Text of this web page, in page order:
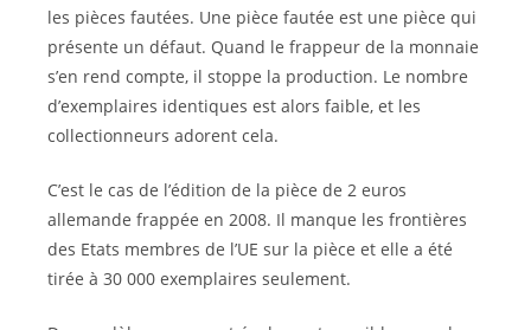
les pièces fautées. Une pièce fautée est une pièce qui
présente un défaut. Quand le frappeur de la monnaie
s’en rend compte, il stoppe la production. Le nombre
d’exemplaires identiques est alors faible, et les
collectionneurs adorent cela.
C’est le cas de l’édition de la pièce de 2 euros
allemande frappée en 2008. Il manque les frontières
des Etats membres de l’UE sur la pièce et elle a été
tirée à 30 000 exemplaires seulement.